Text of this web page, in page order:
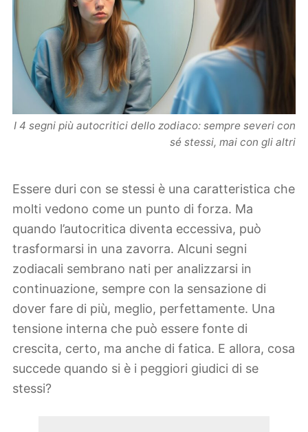
I 4 segni più autocritici dello zodiaco: sempre severi con
sé stessi, mai con gli altri
Essere duri con se stessi è una caratteristica che
molti vedono come un punto di forza. Ma
quando l’autocritica diventa eccessiva, può
trasformarsi in una zavorra. Alcuni segni
zodiacali sembrano nati per analizzarsi in
continuazione, sempre con la sensazione di
dover fare di più, meglio, perfettamente. Una
tensione interna che può essere fonte di
crescita, certo, ma anche di fatica. E allora, cosa
succede quando si è i peggiori giudici di se
stessi?